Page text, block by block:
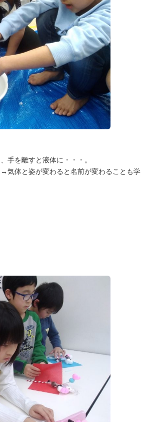
手を離すと液体に・・・。
気体と姿が変わると名前が変わることも学